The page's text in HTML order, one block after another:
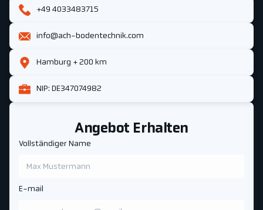
Angebot Erhalten
Vollständiger Name
E-mail
+49 4033483715
info@ach-bodentechnik.com
Hamburg + 200 km
NIP: DE347074982